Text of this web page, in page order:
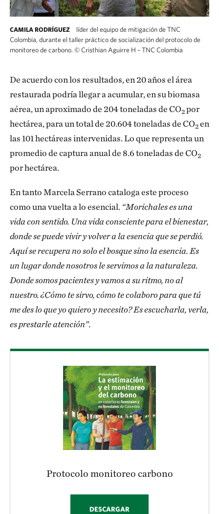
CAMILA RODRÍGUEZ
líder del equipo de mitigación de TNC
Colombia, durante el taller práctico de socialización del protocolo de
monitoreo de carbono. ©Cristhian Aguirre H – TNC Colombia
De acuerdo con los resultados, en 20 años el área
restaurada podría llegar a acumular, en su biomasa
aérea, un aproximado de 204 toneladas de CO2por
hectárea, para un total de 20.604 toneladas de CO2en
las 101 hectáreas intervenidas. Lo que representa un
promedio de captura anual de 8.6 toneladas de CO2
por hectárea.
En tanto Marcela Serrano cataloga este proceso
como una vuelta a lo esencial. “Morichales es una
vida con sentido. Una vida consciente para el bienestar,
donde se puede vivir y volver a la esencia que se perdió.
Aquí se recupera no solo el bosque sino la esencia. Es
un lugar donde nosotros le servimos a la naturaleza.
Donde somos pacientes y vamos a su ritmo, no al
nuestro. ¿Cómo te sirvo, cómo te colaboro para que tú
me des lo que yo quiero y necesito? Es escucharla, verla,
es prestarle atención”.
Download
Protocolo monitoreo carbono
DESCARGAR